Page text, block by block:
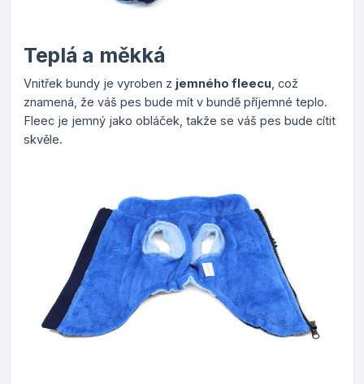
Teplá a měkká
Vnitřek bundy je vyroben z jemného fleecu , což
znamená, že váš pes bude mít v bundě příjemné teplo.
Fleec je jemný jako obláček, takže se váš pes bude cítit
skvěle.